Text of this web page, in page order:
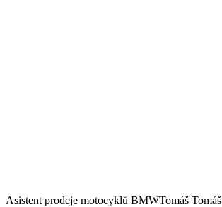
Asistent prodeje motocyklů BMWTomáš Tomáš